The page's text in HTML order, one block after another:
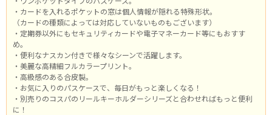
・カードを入れるポケットの窓は個人情報が隠れる特殊形状。
（カードの種類によっては対応していないものもございます）
・定期券以外にもセキュリティカードや電子マネーカード等にもおすす
め。
・便利なナスカン付きで様々なシーンで活躍します。
・美麗な高精細フルカラープリント。
・高級感のある合皮製。
・お気に入りのパスケースで、毎日がもっと楽しくなる！
・別売りのコスパのリールキーホルダーシリーズと合わせればもっと便利
に！